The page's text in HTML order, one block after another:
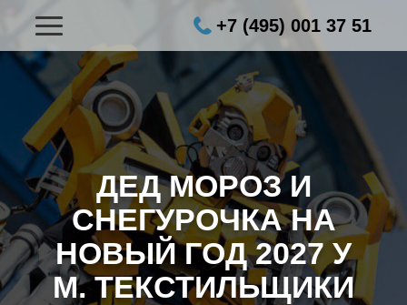
+7 (495) 001 37 51
ДЕД МОРОЗ И
СНЕГУРОЧКА НА
НОВЫЙ ГОД 2027 У
М. ТЕКСТИЛЬЩИКИ